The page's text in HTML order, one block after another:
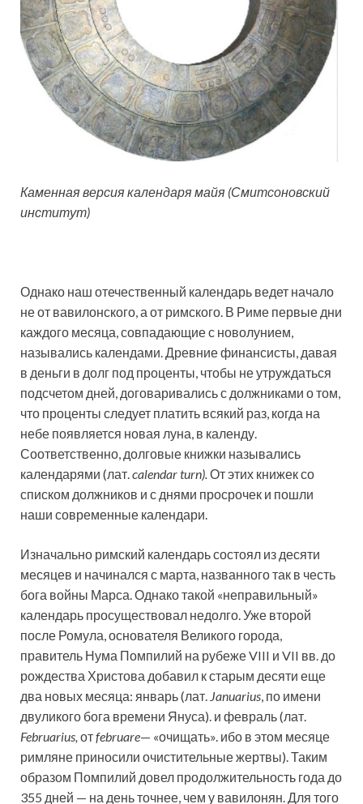
Каменная версия календаря майя (Смитсоновский
институт)
Однако наш отечественный календарь ведет начало
не от вавилонского, а от римского. В Риме первые дни
каждого месяца, совпадающие с новолунием,
назывались календами. Древние финансисты, давая
в деньги в долг под проценты, чтобы не утруждаться
подсчетом дней, договаривались с должниками о том,
что проценты следует платить всякий раз, когда на
небе появляется новая луна, в календу.
Соответственно, долговые книжки назывались
календарями (лат. calendarturn). От этих книжек со
списком должников и с днями просрочек и пошли
наши современные календари.
Изначально римский календарь состоял из десяти
месяцев и начинался с марта, названного так в честь
бога войны Марса. Однако такой «неправильный»
календарь просуществовал недолго. Уже второй
после Ромула, основателя Великого города,
правитель Нума Помпилий на рубеже VIII и VII вв. до
рождества Христова добавил к старым десяти еще
два новых месяца: январь (лат. Januarius , по имени
двуликого бога времени Януса). и февраль (лат.
Februarius отfebruare— «очищать». ибо в этом месяце
римляне приносили очистительные жертвы). Таким
образом Помпилий довел продолжительность года до
355 дней — на день точнее, чем у вавилонян. Для того